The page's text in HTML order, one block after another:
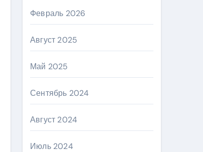
Февраль 2026
Август 2025
Май 2025
Сентябрь 2024
Август 2024
Июль 2024